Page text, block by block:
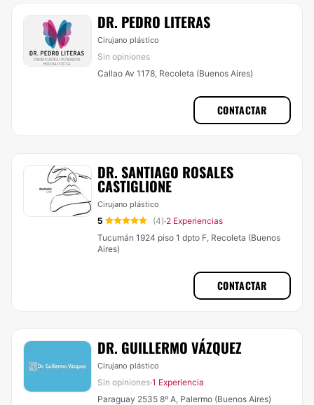
DR. PEDRO LITERAS
Cirujano plástico
Sin opiniones
Callao Av 1178, Recoleta (Buenos Aires)
CONTACTAR
DR. SANTIAGO ROSALES
CASTIGLIONE
Cirujano plástico
5 (4)·2 Experiencias
Tucumán 1924 piso 1 dpto F, Recoleta (Buenos
Aires)
CONTACTAR
DR. GUILLERMO VÁZQUEZ
Cirujano plástico
Sin opiniones·1 Experiencia
Paraguay 2535 8º A, Palermo (Buenos Aires)